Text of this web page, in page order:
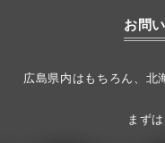
お問
広島県内はもちろん、北
まず